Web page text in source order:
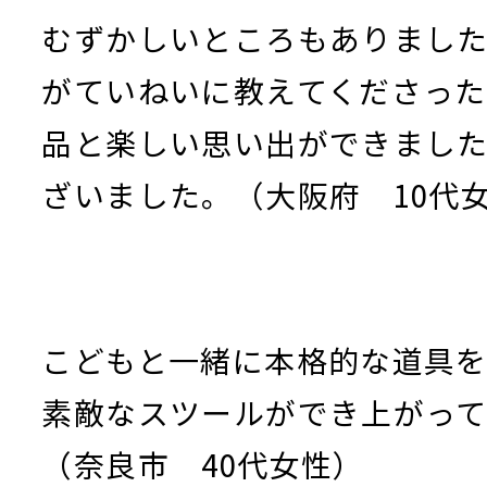
むずかしいところもありまし
がていねいに教えてくださっ
品と楽しい思い出ができまし
ざいました。（大阪府 10代
こどもと一緒に本格的な道具
素敵なスツールができ上がっ
（奈良市 40代女性）